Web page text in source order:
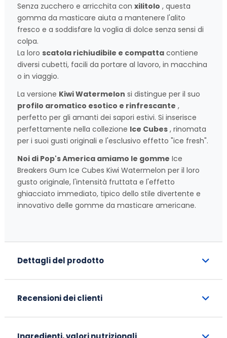
Senza zucchero e arricchita con xilitolo , questa
gomma da masticare aiuta a mantenere l'alito
fresco e a soddisfare la voglia di dolce senza sensi di
colpa.
La loro scatola richiudibile e compatta contiene
diversi cubetti, facili da portare al lavoro, in macchina
o in viaggio.
La versione Kiwi Watermelon si distingue per il suo
profilo aromatico esotico e rinfrescante ,
perfetto per gli amanti dei sapori estivi. Si inserisce
perfettamente nella collezione Ice Cubes , rinomata
per i suoi gusti originali e l'esclusivo effetto "ice fresh".
Noi di Pop's America amiamo le gomme Ice
Breakers Gum Ice Cubes Kiwi Watermelon per il loro
gusto originale, l'intensità fruttata e l'effetto
ghiacciato immediato, tipico dello stile divertente e
innovativo delle gomme da masticare americane.
Dettagli del prodotto
Recensioni dei clienti